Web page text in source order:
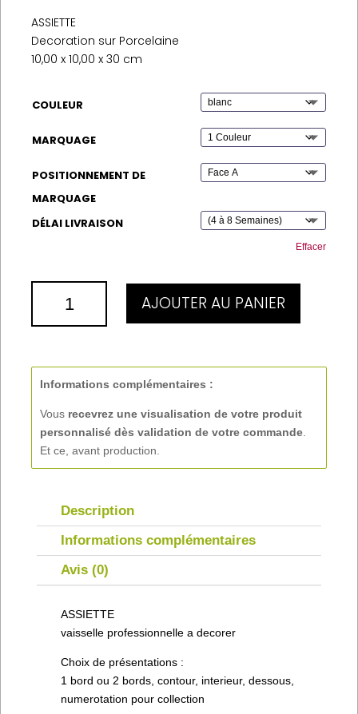
ASSIETTE
Decoration sur Porcelaine
10,00 x 10,00 x 30 cm
COULEUR
MARQUAGE
POSITIONNEMENT DE
MARQUAGE
DÉLAI LIVRAISON
Effacer
ASSIETTE
AJOUTER AU PANIER
Informations complémentaires :
Vous recevrez une visualisation de votre produit
personnalisé dès validation de votre commande
Et ce, avant production.
Description
Informations complémentaires
Avis (0)
ASSIETTE
vaisselle professionnelle a decorer
Choix de présentations :
1 bord ou 2 bords, contour, interieur, dessous,
numerotation pour collection